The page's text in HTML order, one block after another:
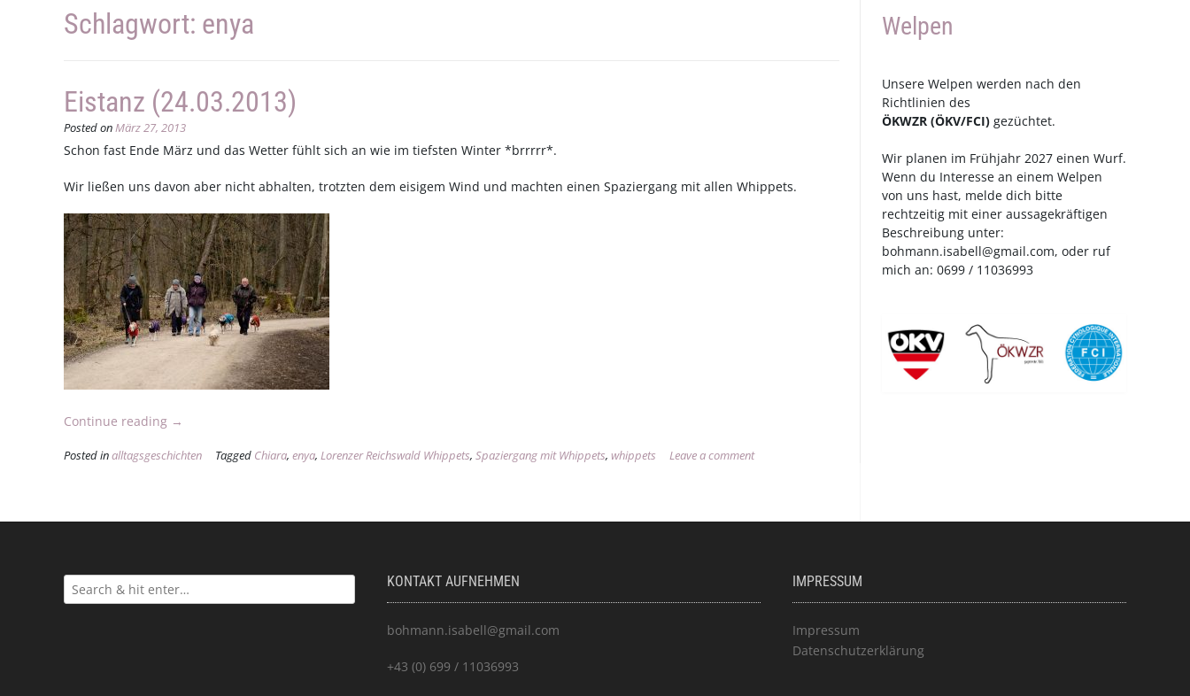
Schlagwort: enya
Eistanz (24.03.2013)
Posted onMärz 27, 2013
Schon fast Ende März und das Wetter fühlt sich an wie im tiefsten Winter *brrrrr*.
Wir ließen uns davon aber nicht abhalten, trotzten dem eisigem Wind und machten einen Spaziergang mit allen Whippets.
Continue reading „Eistanz
→
Posted inalltagsgeschichten Tagged Chiara, enya, Lorenzer Reichswald Whippets, Spaziergang mit Whippets, whippets Leave a comment
Welpen
Unsere Welpen werden nach den
Richtlinien des
ÖKWZR (ÖKV/FCI) gezüchtet.
Wir planen im Frühjahr 2027 einen Wurf.
Wenn du Interesse an einem Welpen
von uns hast, melde dich bitte
rechtzeitig mit einer aussagekräftigen
Beschreibung unter:
bohmann.isabell@gmail.com, oder ruf
mich an: 0699 / 11036993
KONTAKT AUFNEHMEN
bohmann.isabell@gmail.com
+43 (0) 699 / 11036993
IMPRESSUM
Impressum
Datenschutzerklärung